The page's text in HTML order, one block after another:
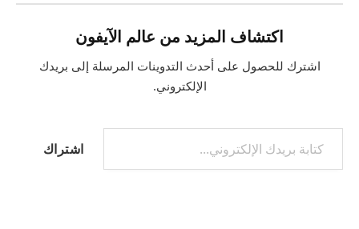
اكتشاف المزيد من عالم الآيفون
اشترك للحصول على أحدث التدوينات المرسلة إلى بريدك
الإلكتروني.
كتابة بريدك الإلكتروني...
اشتراك